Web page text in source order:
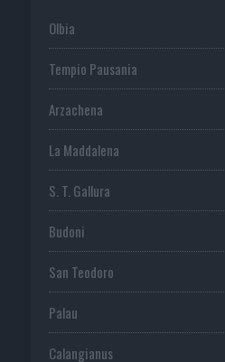
Olbia
Tempio Pausania
Arzachena
La Maddalena
S. T. Gallura
Budoni
San Teodoro
Palau
Calangianus